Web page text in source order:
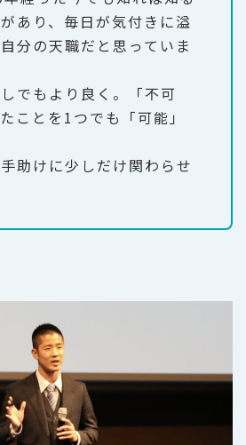
あり、毎日が気付きに溢
分の天職だと思っていま
でもより良く。「不可
ことを1つでも「可能」
助けに少しだけ関わらせ